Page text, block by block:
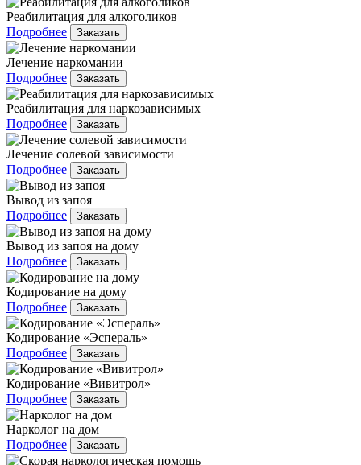
Реабилитация для алкоголиков
Подробнее
Заказать
Лечение наркомании
Подробнее
Заказать
Реабилитация для наркозависимых
Подробнее
Заказать
Лечение солевой зависимости
Подробнее
Заказать
Вывод из запоя
Подробнее
Заказать
Вывод из запоя на дому
Подробнее
Заказать
Кодирование на дому
Подробнее
Заказать
Кодирование «Эспераль»
Подробнее
Заказать
Кодирование «Вивитрол»
Подробнее
Заказать
Нарколог на дом
Подробнее
Заказать